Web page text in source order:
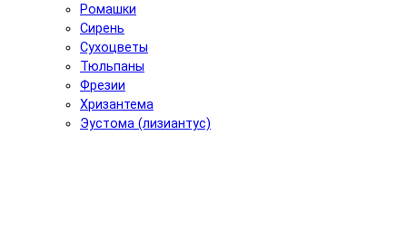
Ромашки
Сирень
Сухоцветы
Тюльпаны
Фрезии
Хризантема
Эустома (лизиантус)